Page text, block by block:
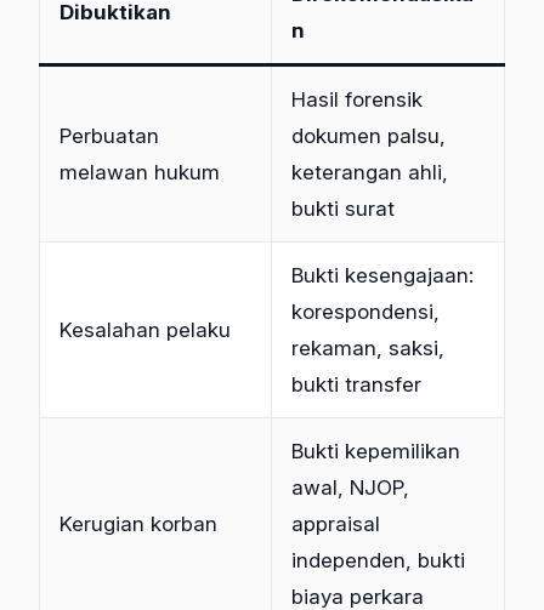
Dibuktikan
n
Perbuatan
melawan hukum
Hasil forensik
dokumen palsu,
keterangan ahli,
bukti surat
Kesalahan pelaku
Bukti kesengajaan:
korespondensi,
rekaman, saksi,
bukti transfer
Kerugian korban
Bukti kepemilikan
awal, NJOP,
appraisal
independen, bukti
biaya perkara